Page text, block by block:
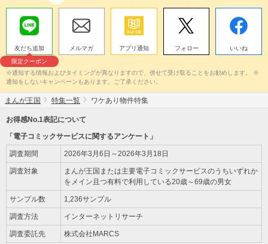
友だち追加
限定クーポン
メルマガ アプリ通知 フォロー いいね
※通知する情報およびタイミングが異なりますので、併せて受け取ることをお勧めします。 ※
通知をしないキャンペーンもあります。ご了承ください。
まんが王国 特集一覧 ワケあり物件特集
お得感No.1表記について
「電子コミックサービスに関するアンケート」
調査期間 2026年3月6日～2026年3月18日
調査対象
まんが王国または主要電子コミックサービスのうちいずれか
をメイン且つ有料で利用している20歳～69歳の男女
サンプル数 1,236サンプル
調査方法 インターネットリサーチ
調査委託先 株式会社MARCS